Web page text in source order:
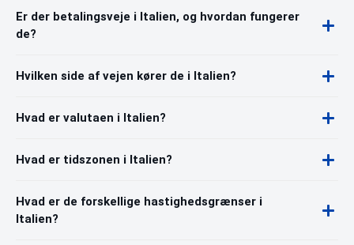
Er der betalingsveje i Italien, og hvordan fungerer
de?
Hvilken side af vejen kører de i Italien?
Hvad er valutaen i Italien?
Hvad er tidszonen i Italien?
Hvad er de forskellige hastighedsgrænser i
Italien?